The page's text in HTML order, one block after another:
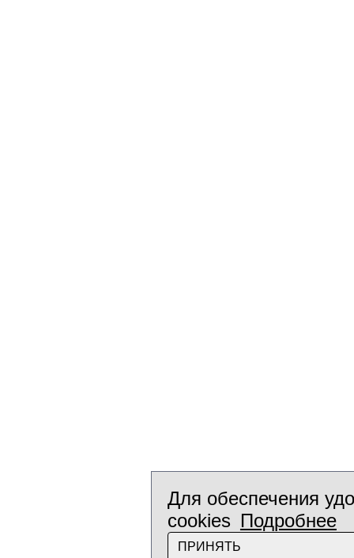
Для обеспечения
cookies Подробнее
ПРИНЯТЬ